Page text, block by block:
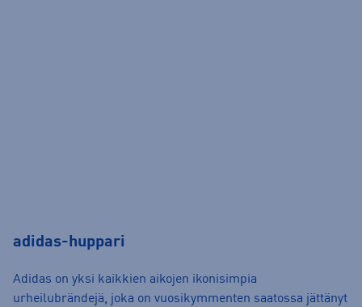
adidas-huppari
Adidas on yksi kaikkien aikojen ikonisimpia
urheilubrändejä, joka on vuosikymmenten saatossa jättänyt